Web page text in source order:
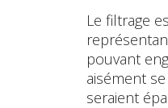
Le filtrage
pouvant
aisément
seraient